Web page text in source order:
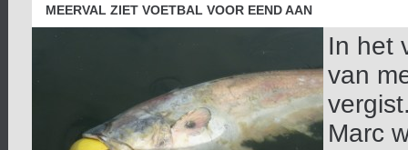
MEERVAL ZIET VOETBAL VOOR EEND AAN
In het
van
Marc